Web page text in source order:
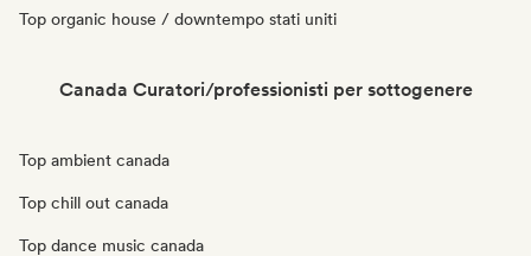
Top organic house / downtempo stati uniti
Canada Curatori/professionisti per sottogenere
Top ambient canada
Top chill out canada
Top dance music canada